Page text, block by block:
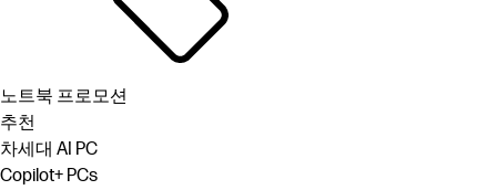
노트북 프로모션
추천
차세대 AI PC
Copilot+ PCs